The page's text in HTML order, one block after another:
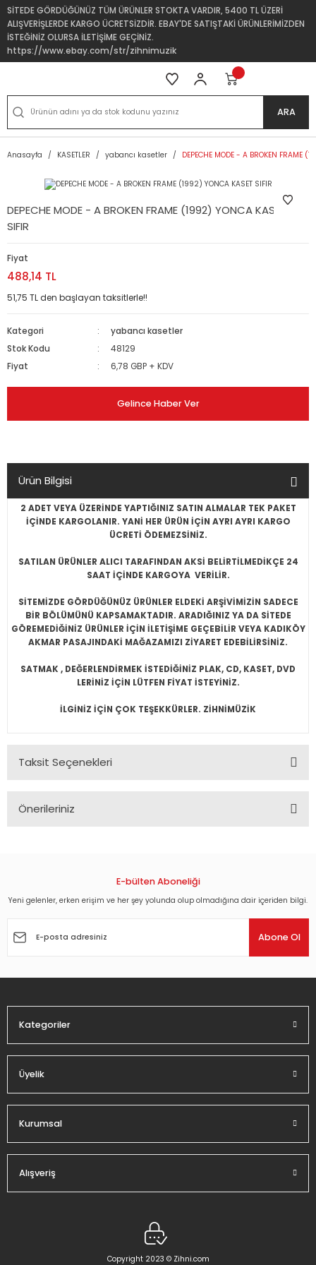
SİTEDE GÖRDÜĞÜNÜZ TÜM ÜRÜNLER STOKTA VARDIR, 5400 TL ÜZERİ
ALIŞVERİŞLERDE KARGO ÜCRETSİZDİR. EBAY'DE SATIŞTAKİ ÜRÜNLERİMİZDEN
İSTEĞİNİZ OLURSA İLETİŞİME GEÇİNİZ.
https://www.ebay.com/str/zihnimuzik
ARA
Anasayfa KASETLER yabancı kasetler DEPECHE MODE - A BROKEN FRAME
DEPECHE MODE - A BROKEN FRAME (1992) YONCA KASET
SIFIR
Fiyat
488,14 TL
51,75 TL den başlayan taksitlerle!!
Kategori
yabancı kasetler
Stok Kodu
48129
Fiyat
6,78 GBP + KDV
Gelince Haber Ver
Ürün Bilgisi
2 ADET VEYA ÜZERİNDE YAPTIĞINIZ SATIN ALMALAR TEK PAKET
İÇİNDE KARGOLANIR. YANİ HER ÜRÜN İÇİN AYRI AYRI KARGO
ÜCRETİ ÖDEMEZSİNİZ.
SATILAN ÜRÜNLER ALICI TARAFINDAN AKSİ BELİRTİLMEDİKÇE 24
SAAT İÇİNDE KARGOYA VERİLİR.
SİTEMİZDE GÖRDÜĞÜNÜZ ÜRÜNLER ELDEKİ ARŞİVİMİZİN SADECE
BİR BÖLÜMÜNÜ KAPSAMAKTADIR. ARADIĞINIZ YA DA SİTEDE
GÖREMEDİĞİNİZ ÜRÜNLER İÇİN İLETİŞİME GEÇEBİLİR VEYA KADIKÖY
AKMAR PASAJINDAKİ MAĞAZAMIZI ZİYARET EDEBİLİRSİNİZ.
SATMAK , DEĞERLENDİRMEK İSTEDİĞİNİZ PLAK, CD, KASET, DVD
LERİNİZ İÇİN LÜTFEN FİYAT İSTEYİNİZ.
İLGİNİZ İÇİN ÇOK TEŞEKKÜRLER. ZİHNİMÜZİK
Taksit Seçenekleri
Önerileriniz
Görüş ve önerileriniz için teşekkür ederiz.
Ürün açıklamasında eksik bilgiler bulunuyor.
E-bülten Aboneliği
Yeni gelenler, erken erişim ve her şey yolunda olup olmadığına dair içeriden bilgi.
Abone Ol
Kategoriler
Üyelik
Kurumsal
Alışveriş
Copyright 2023 © Zihni.com